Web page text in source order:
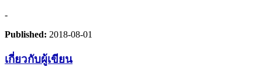
-
Published: 2018-08-01
เกี่ยวกับผู้เขียน